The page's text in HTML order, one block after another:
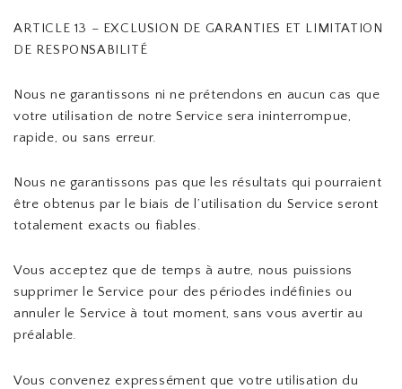
ARTICLE 13 – EXCLUSION DE GARANTIES ET LIMITATION
DE RESPONSABILITÉ
Nous ne garantissons ni ne prétendons en aucun cas que
votre utilisation de notre Service sera ininterrompue,
rapide, ou sans erreur.
Nous ne garantissons pas que les résultats qui pourraient
être obtenus par le biais de l’utilisation du Service seront
totalement exacts ou fiables.
Vous acceptez que de temps à autre, nous puissions
supprimer le Service pour des périodes indéfinies ou
annuler le Service à tout moment, sans vous avertir au
préalable.
Vous convenez expressément que votre utilisation du